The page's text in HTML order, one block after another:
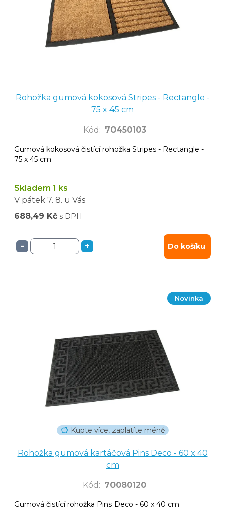
Rohožka gumová kokosová Stripes - Rectangle -
75 x 45 cm
Kód : 70450103
Gumová kokosová čistící rohožka Stripes - Rectangle -
75 x 45 cm
Skladem 1 ks
V pátek 7. 8. u Vás
688,49 Kč s DPH
- + Do košíku
Novinka
Kupte více, zaplatíte méně
Rohožka gumová kartáčová Pins Deco - 60 x 40
cm
Kód : 70080120
Gumová čistící rohožka Pins Deco - 60 x 40 cm